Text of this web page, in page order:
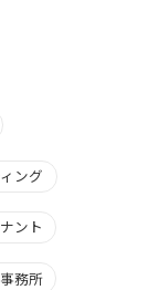
ング
ント
務所